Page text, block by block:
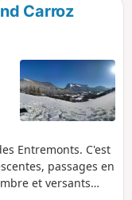
Carroz
Entremonts. C'est
passages en
et versants